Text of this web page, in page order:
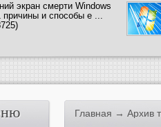
экран смерти Windows
причины и способы е ...
Главная → Архив